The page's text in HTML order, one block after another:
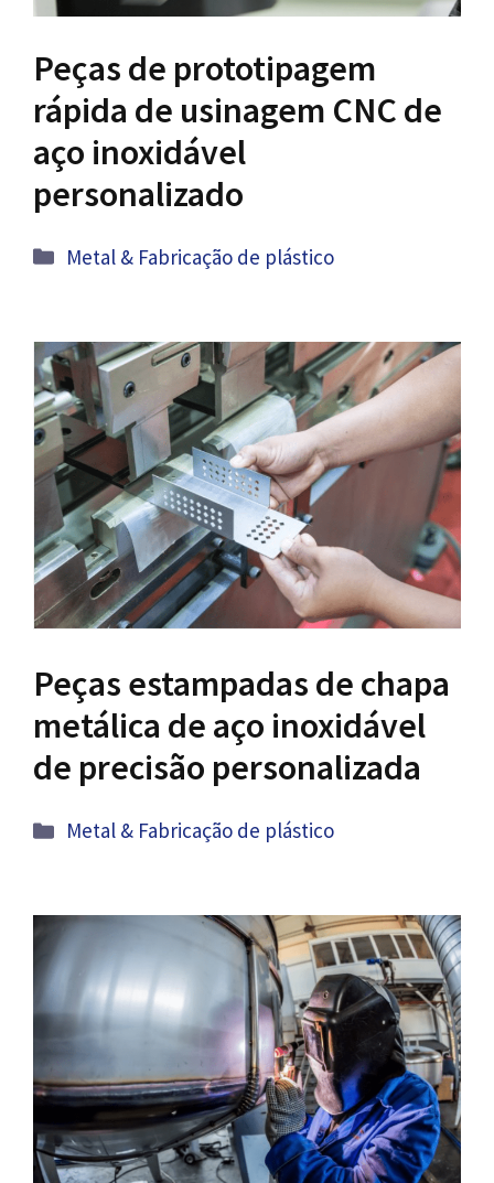
Peças de prototipagem
rápida de usinagem CNC de
aço inoxidável
personalizado
Categorias
Metal & Fabricação de plástico
Peças estampadas de chapa
metálica de aço inoxidável
de precisão personalizada
Categorias
Metal & Fabricação de plástico